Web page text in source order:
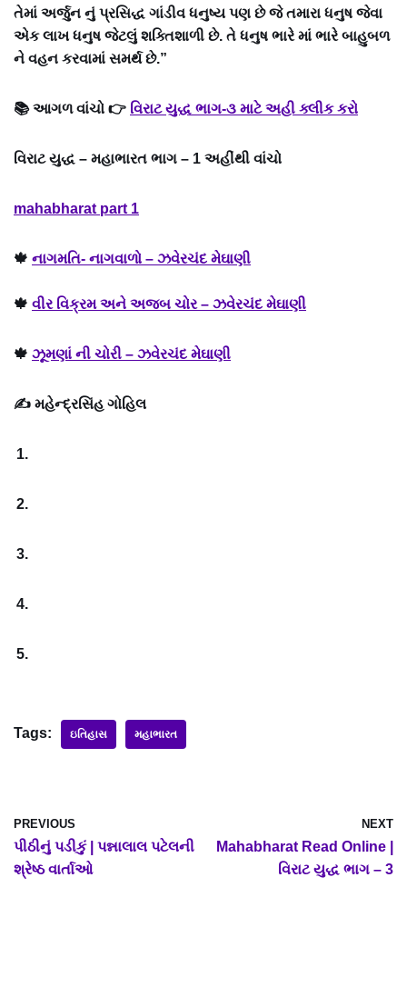
તેમાં અર્જુન નું પ્રસિદ્ધ ગાંડીવ ધનુષ્ય પણ છે જે તમારા ધનુષ જેવા
એક લાખ ધનુષ જેટલું શક્તિશાળી છે. તે ધનુષ ભારે માં ભારે બાહુબળ
ને વહન કરવામાં સમર્થ છે.”
📚 આગળ વાંચો 👉 વિરાટ યુદ્ધ ભાગ-૩ માટે અહી ક્લીક કરો
વિરાટ યુદ્ધ – મહાભારત ભાગ – 1 અહીંથી વાંચો
mahabharat part 1
🍁 નાગમતિ- નાગવાળો – ઝવેરચંદ મેઘાણી
🍁 વીર વિક્રમ અને અજબ ચોર – ઝવેરચંદ મેઘાણી
🍁 ઝૂમણાં ની ચોરી – ઝવેરચંદ મેઘાણી
✍ મહેન્દ્રસિંહ ગોહિલ
Tags: ઇતિહાસ મહાભારત
PREVIOUS
પીઠીનું પડીકું | પન્નાલાલ પટેલની
શ્રેષ્ઠ વાર્તાઓ
NEXT
Mahabharat Read Online |
વિરાટ યુદ્ધ ભાગ – 3